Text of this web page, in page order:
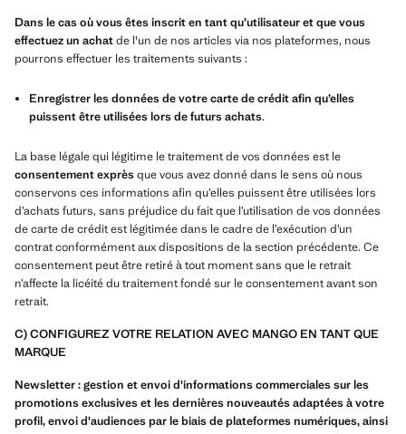
Dans le cas où vous êtes inscrit en tant qu’utilisateur et que vous
effectuez un achatde l'un de nos articles via nos plateformes, nous
pourrons effectuer les traitements suivants :
Enregistrer les données de votre carte de crédit afin qu’elles
puissent être utilisées lors de futurs achats.
La base légale qui légitime le traitement de vos données est le
consentement exprèsque vous avez donné dans le sens où nous
conservons ces informations afin qu’elles puissent être utilisées lors
d’achats futurs, sans préjudice du fait que l’utilisation de vos données
de carte de crédit est légitimée dans le cadre de l’exécution d’un
contrat conformément aux dispositions de la section précédente. Ce
consentement peut être retiré à tout moment sans que le retrait
n’affecte la licéité du traitement fondé sur le consentement avant son
retrait.
C) CONFIGUREZ VOTRE RELATION AVEC MANGO EN TANT QUE
MARQUE
Newsletter : gestion et envoi d'informations commerciales sur les
promotions exclusives et les dernières nouveautés adaptées à votre
profil, envoi d'audiences par le biais de plateformes numériques, ainsi